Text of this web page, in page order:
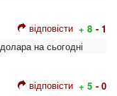
відповісти + 8 - 1
на сьогодні
відповісти + 5 - 0